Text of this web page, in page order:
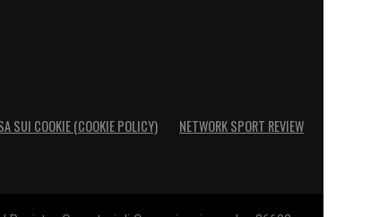
SUI COOKIE (COOKIE POLICY) NETWORK SPORT REVIEW